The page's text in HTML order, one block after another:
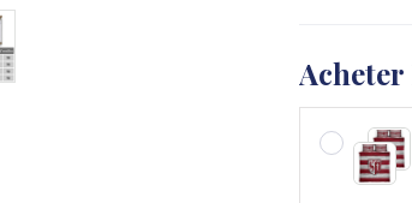
Acheter